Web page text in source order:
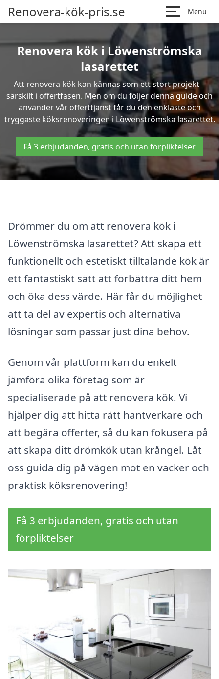
Renovera-kök-pris.se Menu
Renovera kök i Löwenströmska
lasarettet
Att renovera kök kan kännas som ett stort projekt –
särskilt i offertfasen. Men om du följer denna guide och
använder vår offerttjänst får du den enklaste och
tryggaste köksrenoveringen i Löwenströmska lasarettet.
Få 3 erbjudanden, gratis och utan förpliktelser
Drömmer du om att renovera kök i
Löwenströmska lasarettet? Att skapa ett
funktionellt och estetiskt tilltalande kök är
ett fantastiskt sätt att förbättra ditt hem
och öka dess värde. Här får du möjlighet
att ta del av expertis och alternativa
lösningar som passar just dina behov.
Genom vår plattform kan du enkelt
jämföra olika företag som är
specialiserade på att renovera kök. Vi
hjälper dig att hitta rätt hantverkare och
att begära offerter, så du kan fokusera på
att skapa ditt drömkök utan krångel. Låt
oss guida dig på vägen mot en vacker och
praktisk köksrenovering!
Få 3 erbjudanden, gratis och utan
förpliktelser